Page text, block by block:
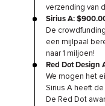
verzending van
Sirius A:
De
een mijlpaal
naar 1 miljoen!
Red Dot Design
We mogen het
Sirius A heeft
De Red Dot